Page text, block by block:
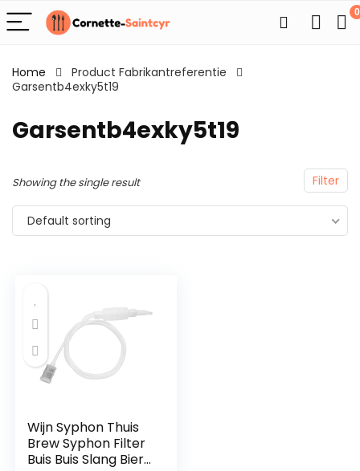
0
Home
Product Fabrikantreferentie
Garsentb4exky5t19
Garsentb4exky5t19
Filter
Showing the single result
Default sorting
Wijn Syphon Thuis
Brew Syphon Filter
Buis Buis Slang Bier